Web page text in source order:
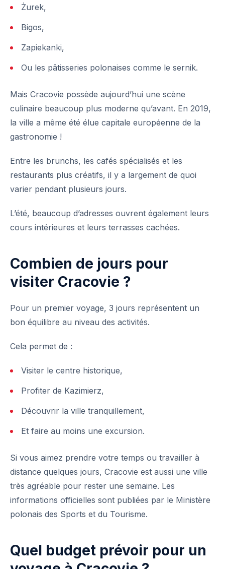
Żurek,
Bigos,
Zapiekanki,
Ou les pâtisseries polonaises comme le sernik.
Mais Cracovie possède aujourd’hui une scène
culinaire beaucoup plus moderne qu’avant. En 2019,
la ville a même été élue capitale européenne de la
gastronomie !
Entre les brunchs, les cafés spécialisés et les
restaurants plus créatifs, il y a largement de quoi
varier pendant plusieurs jours.
L’été, beaucoup d’adresses ouvrent également leurs
cours intérieures et leurs terrasses cachées.
Combien de jours pour
visiter Cracovie ?
Pour un premier voyage, 3 jours représentent un
bon équilibre au niveau des activités.
Cela permet de :
Visiter le centre historique,
Profiter de Kazimierz,
Découvrir la ville tranquillement,
Et faire au moins une excursion.
Si vous aimez prendre votre temps ou travailler à
distance quelques jours, Cracovie est aussi une ville
très agréable pour rester une semaine. Les
informations officielles sont publiées par le Ministère
polonais des Sports et du Tourisme.
Quel budget prévoir pour un